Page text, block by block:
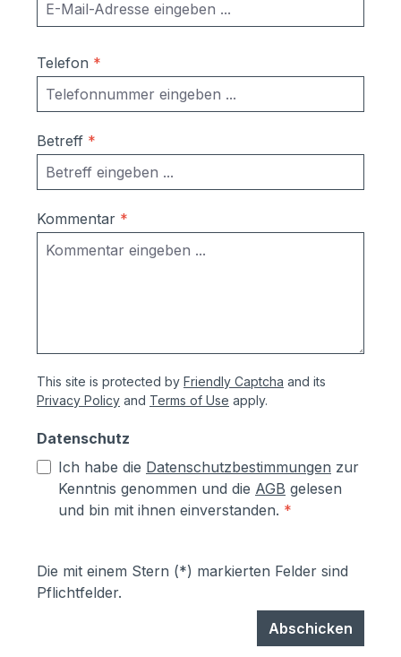
Telefon *
Betreff *
Kommentar *
This site is protected by Friendly Captcha and its
Privacy Policy and Terms of Use apply.
Datenschutz
Ich habe die Datenschutzbestimmungen zur
Kenntnis genommen und die AGB gelesen
und bin mit ihnen einverstanden. *
Die mit einem Stern (*) markierten Felder sind
Pflichtfelder.
Abschicken